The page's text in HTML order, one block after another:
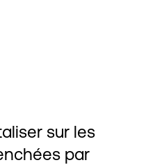
sur les
par